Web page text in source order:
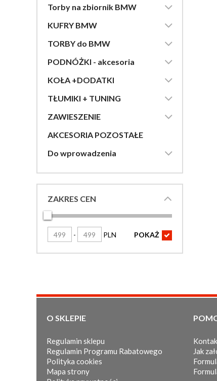

Torby na zbiornik BMW

KUFRY BMW

TORBY do BMW

PODNÓŻKI - akcesoria

KOŁA +DODATKI

TŁUMIKI + TUNING

ZAWIESZENIE
AKCESORIA POZOSTAŁE

Do wprowadzenia
ZAKRES CEN
- PLN POKAŻ 
O SKLEPIE
Regulamin sklepu
Regulamin Programu Rabatowego
Polityka cookies
Mapa strony
Jak